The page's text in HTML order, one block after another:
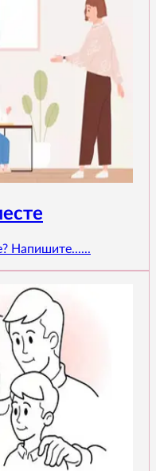
Напишите......